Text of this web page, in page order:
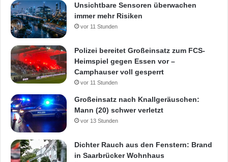
Unsichtbare Sensoren überwachen
immer mehr Risiken
vor 11 Stunden
Polizei bereitet Großeinsatz zum FCS-
Heimspiel gegen Essen vor –
Camphauser voll gesperrt
vor 11 Stunden
Großeinsatz nach Knallgeräuschen:
Mann (20) schwer verletzt
vor 13 Stunden
Dichter Rauch aus den Fenstern: Brand
in Saarbrücker Wohnhaus